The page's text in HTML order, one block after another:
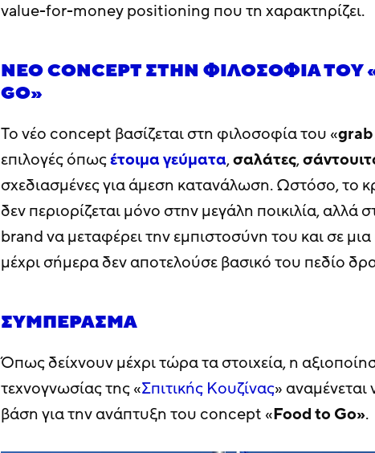
value-for-money positioning που τη χαρακτηρίζει.
ΝΈΟ CONCEPT ΣΤΗΝ ΦΙΛΟΣΟΦΊΑ ΤΟΥ
GO»
Το νέο concept βασίζεται στη φιλοσοφία του «grab
επιλογές όπωςέτοιμα γεύματα,σαλάτες,
σχεδιασμένες για άμεση κατανάλωση. Ωστόσο, το
δεν περιορίζεται μόνο στην μεγάλη ποικιλία, αλλά
brand να μεταφέρει την εμπιστοσύνη του και σε
μέχρι σήμερα δεν αποτελούσε βασικό του πεδίο
ΣΥΜΠΈΡΑΣΜΑ
Όπως δείχνουν μέχρι τώρα τα στοιχεία, η
τεχνογνωσίας της «Σπιτικής Κουζίνας» αναμένεται
βάση για την ανάπτυξη του concept «Food to Go».